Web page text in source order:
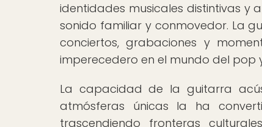
identidades musicales distintivas
sonido familiar y conmovedor. La
conciertos, grabaciones y
imperecedero en el mundo del pop
La capacidad de la guitarra
atmósferas únicas la ha
trascendiendo fronteras